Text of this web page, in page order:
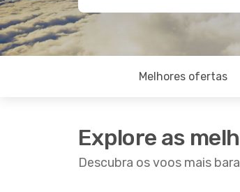
Melhores ofertas
Explore as
Descubra os voos mais